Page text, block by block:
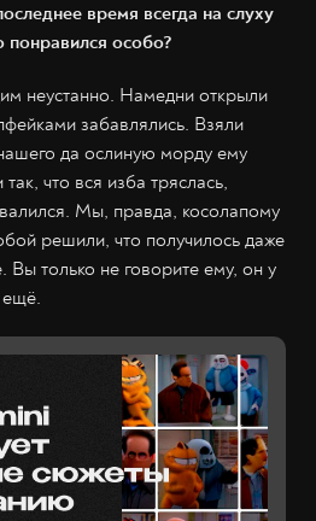
время всегда на слуху
понравился особо?
неустанно. Намедни открыли
забавлялись. Взяли
да ослиную морду ему
что вся изба тряслась,
Мы, правда, косолапому
решили, что получилось даже
Вы только не говорите ему, он у
ещё.